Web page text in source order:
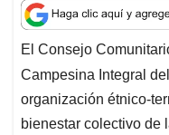
a
t
s
A
p
p
c
e
b
o
o
k
n
k
e
d
I
n
a
i
l
El Consejo
Campesina Integral
organización étnico-
bienestar colectivo de